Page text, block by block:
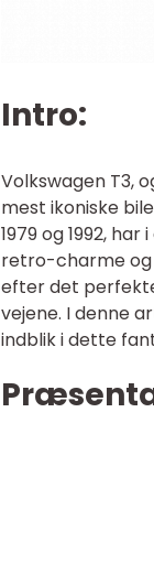
Intro:
Volkswagen T3,
mest ikoniske
1979 og 1992,
retro-charme
efter det
vejene. I denne
indblik i dette